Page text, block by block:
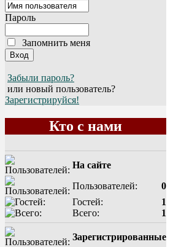
Пароль
Запомнить меня
Забыли пароль?
или новый пользователь?
Зарегистрируйся!
Кто с нами
На сайте
Пользователей:
0
Гостей:
1
Всего:
1
Зарегистрированные